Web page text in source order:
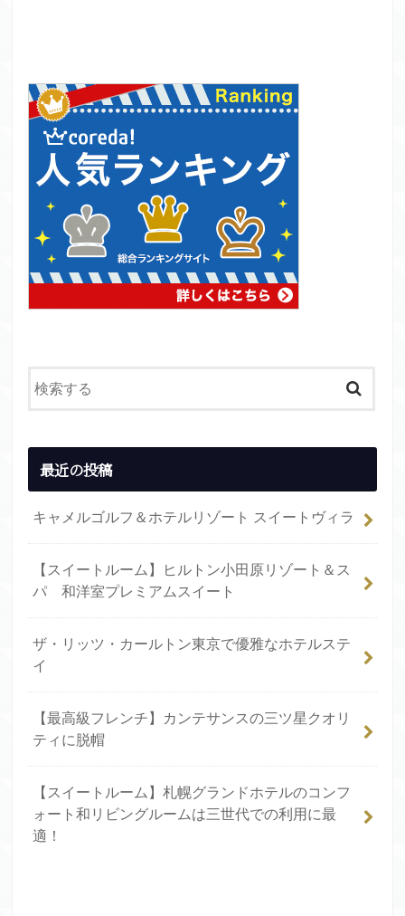
最近の投稿
キャメルゴルフ＆ホテルリゾート スイートヴィラ
【スイートルーム】ヒルトン小田原リゾート＆ス
パ 和洋室プレミアムスイート
ザ・リッツ・カールトン東京で優雅なホテルステ
イ
【最高級フレンチ】カンテサンスの三ツ星クオリ
ティに脱帽
【スイートルーム】札幌グランドホテルのコンフ
ォート和リビングルームは三世代での利用に最
適！